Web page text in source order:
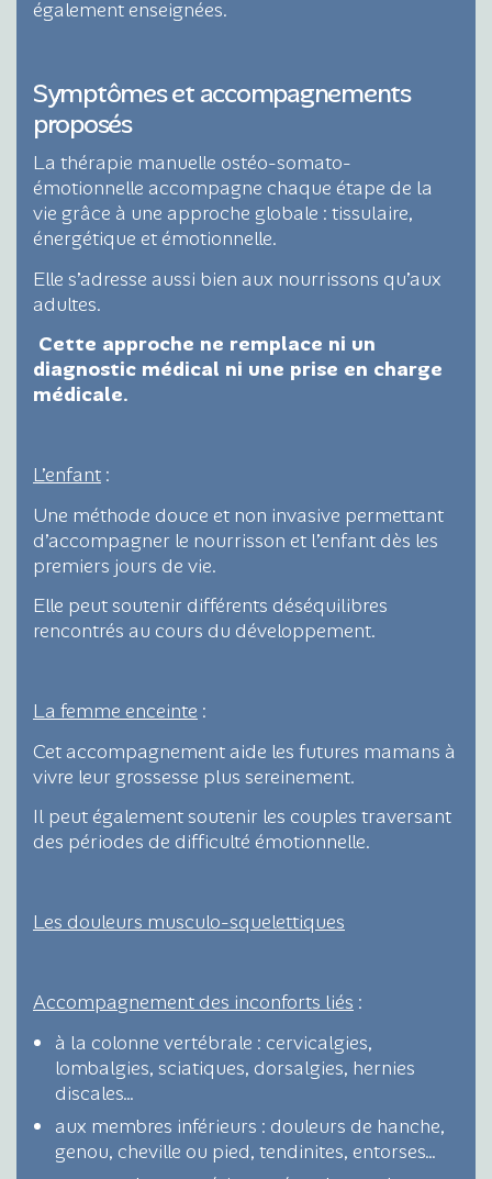
également enseignées.
Symptômes et accompagnements
proposés
La thérapie manuelle ostéo-somato-
émotionnelle accompagne chaque étape de la
vie grâce à une approche globale : tissulaire,
énergétique et émotionnelle.
Elle s’adresse aussi bien aux nourrissons qu’aux
adultes.
️ Cette approche ne remplace ni un
diagnostic médical ni une prise en charge
médicale.
L’enfant :
Une méthode douce et non invasive permettant
d’accompagner le nourrisson et l’enfant dès les
premiers jours de vie.
Elle peut soutenir différents déséquilibres
rencontrés au cours du développement.
La femme enceinte :
Cet accompagnement aide les futures mamans à
vivre leur grossesse plus sereinement.
Il peut également soutenir les couples traversant
des périodes de difficulté émotionnelle.
Les douleurs musculo-squelettiques
Accompagnement des inconforts liés :
à la colonne vertébrale : cervicalgies,
lombalgies, sciatiques, dorsalgies, hernies
discales…
aux membres inférieurs : douleurs de hanche,
genou, cheville ou pied, tendinites, entorses…